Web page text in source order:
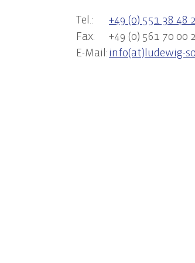
Tel.:
+49 (0) 551 38 48
Fax:
+49 (0) 561 70 00
E-Mail:info(at)ludewig-